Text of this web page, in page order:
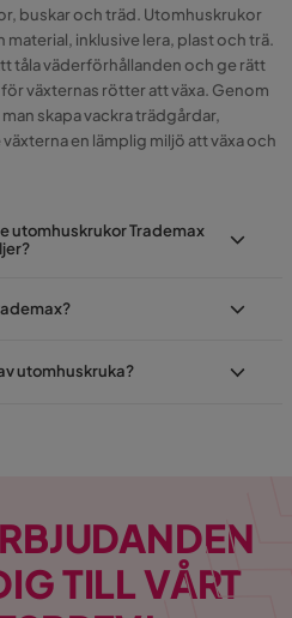
buskar och träd. Utomhuskrukor
inklusive lera, plast och trä.
tåla väderförhållanden och ge rätt
växternas rötter att växa. Genom
skapa vackra trädgårdar,
en lämplig miljö att växa och
utomhuskrukor Trademax
utomhuskruka?
TILL VÅRT